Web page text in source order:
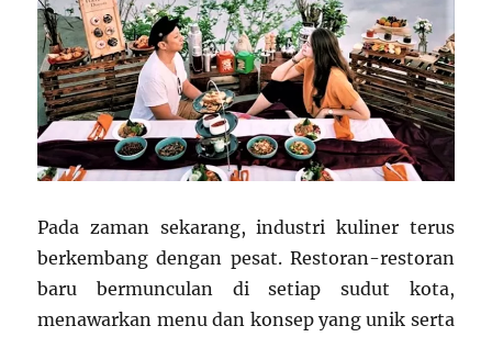
Pada zaman sekarang, industri kuliner terus
berkembang dengan pesat. Restoran-restoran
baru bermunculan di setiap sudut kota,
menawarkan menu dan konsep yang unik serta